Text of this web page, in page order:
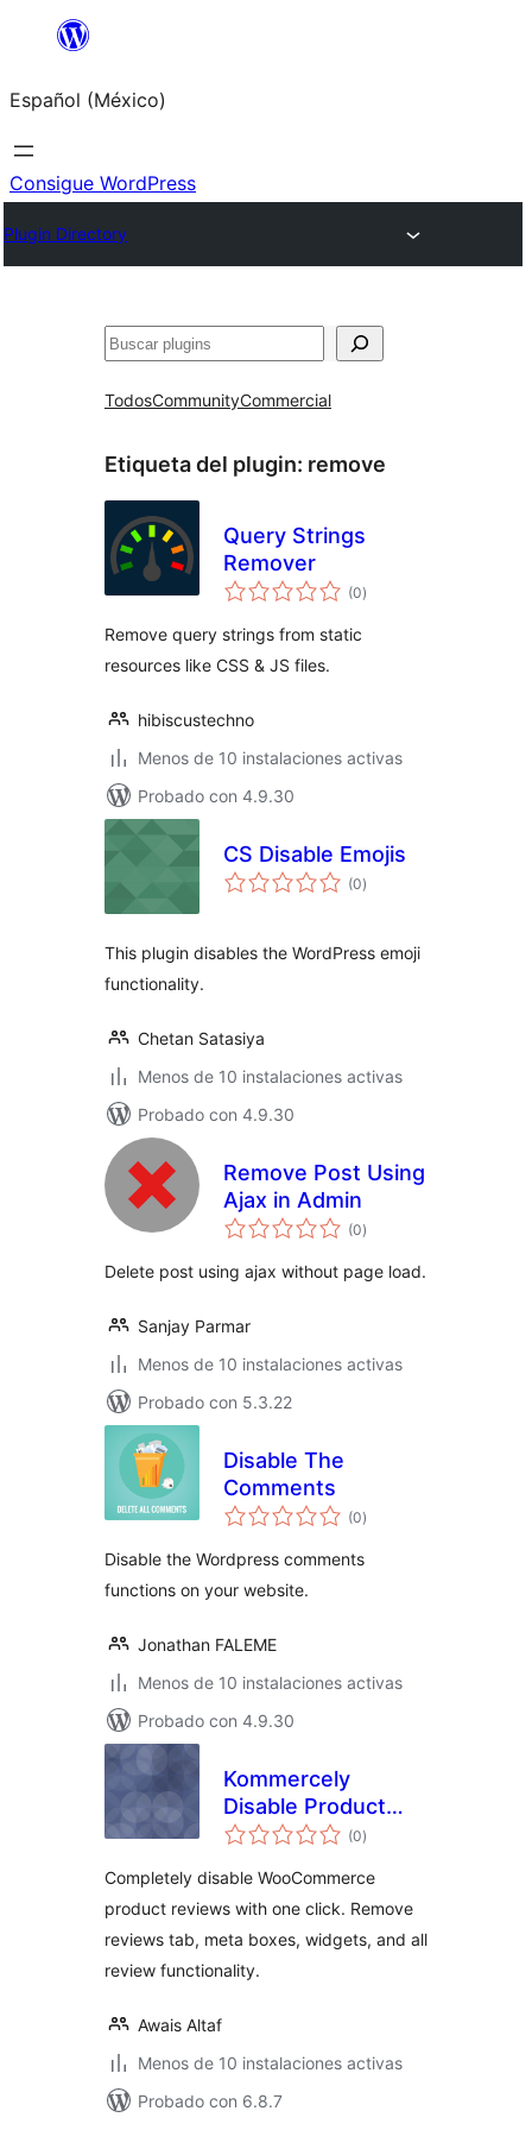
Saltar
contenido
Español (México)
Consigue WordPress
Plugin Directory
Buscar
TodosCommunityCommercial
Etiqueta del plugin: remove
Query Strings
Remover
(0total
de
)
Remove query strings from static
resources like CSS & JS files.
hibiscustechno
Menos de 10 instalaciones activas
Probado con 4.9.30
CS Disable Emojis
(0total
de
)
This plugin disables the WordPress emoji
functionality.
Chetan Satasiya
Menos de 10 instalaciones activas
Probado con 4.9.30
Remove Post Using
Ajax in Admin
(0total
de
)
Delete post using ajax without page load.
Sanjay Parmar
Menos de 10 instalaciones activas
Probado con 5.3.22
Disable The
Comments
(0total
de
)
Disable the Wordpress comments
functions on your website.
Jonathan FALEME
Menos de 10 instalaciones activas
Probado con 4.9.30
Kommercely
Disable Product
Reviews
(0total
de
)
Completely disable WooCommerce
product reviews with one click. Remove
reviews tab, meta boxes, widgets, and all
review functionality.
Awais Altaf
Menos de 10 instalaciones activas
Probado con 6.8.7